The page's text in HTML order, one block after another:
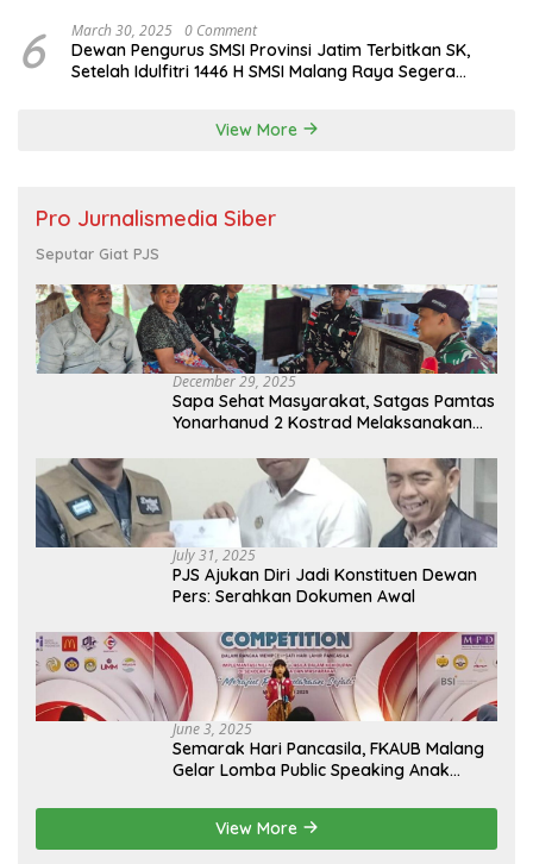
6 March 30, 2025 0 Comment
Dewan Pengurus SMSI Provinsi Jatim Terbitkan SK,
Setelah Idulfitri 1446 H SMSI Malang Raya Segera
View More
Pro Jurnalismedia Siber
Seputar Giat PJS
December 29, 2025
Sapa Sehat Masyarakat, Satgas Pamtas
Yonarhanud 2 Kostrad Melaksanakan
July 31, 2025
PJS Ajukan Diri Jadi Konstituen Dewan
Pers: Serahkan Dokumen Awal
June 3, 2025
Semarak Hari Pancasila, FKAUB Malang
Gelar Lomba Public Speaking Anak
Pancasila
View More